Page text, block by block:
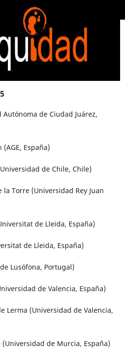
de Ciudad Juárez,
España)
de Chile, Chile)
Torre (Universidad Rey Juan
de Lleida, España)
de Lleida, España)
Lusófona, Portugal)
de Valencia, España)
Lerma (Universidad de Valencia,
de Murcia, España)